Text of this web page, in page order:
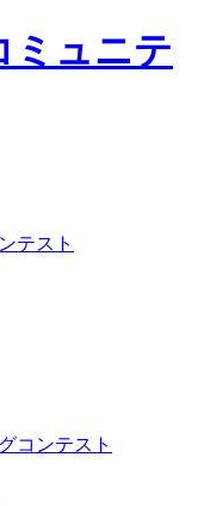
テスト
コンテスト